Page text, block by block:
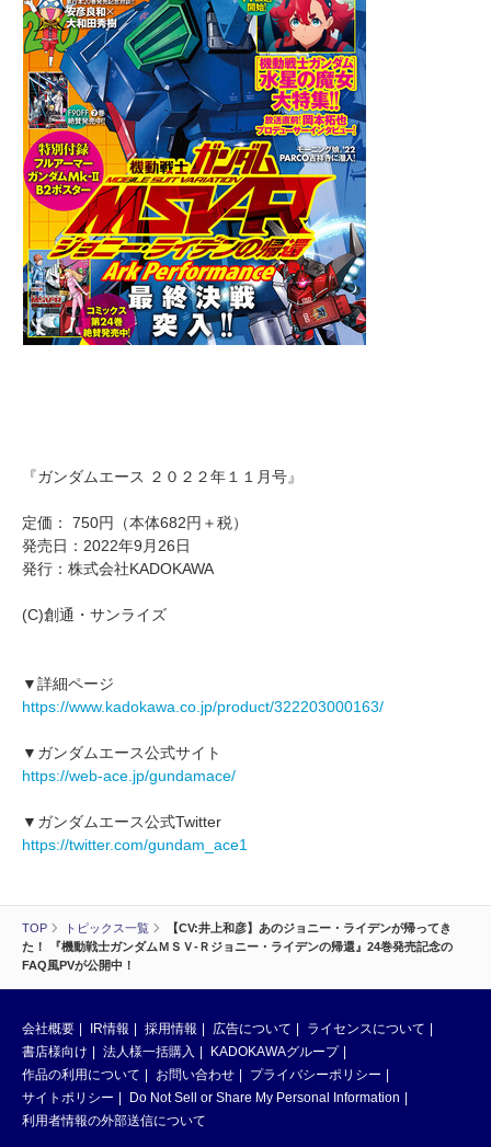
TOP トピックス一覧
【CV:井上和彦】あのジョニー・ライデンが帰ってき
た！ 『機動戦士ガンダムＭＳＶ‐Ｒジョニー・ライデンの帰還』24巻発売記念の
FAQ風PVが公開中！
『ガンダムエース ２０２２年１１月号』
定価： 750円（本体682円＋税）
発売日：2022年9月26日
発行：株式会社KADOKAWA
(C)創通・サンライズ
▼詳細ページ
https://www.kadokawa.co.jp/product/322203000163/
▼ガンダムエース公式サイト
https://web-ace.jp/gundamace/
▼ガンダムエース公式Twitter
https://twitter.com/gundam_ace1
会社概要 IR情報 採用情報 広告について
ライセンスについて
書店様向け
法人様一括購入
KADOKAWAグループ
作品の利用について
お問い合わせ
プライバシーポリシー
サイトポリシー
Do Not Sell or Share My Personal Information
利用者情報の外部送信について